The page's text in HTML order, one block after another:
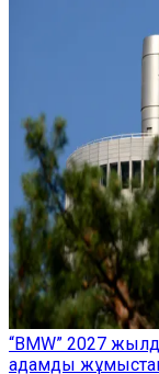
“BMW” 2027
адамды